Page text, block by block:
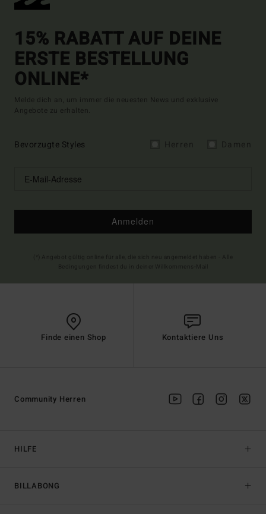
15% RABATT AUF DEINE
ERSTE BESTELLUNG
ONLINE*
Melde dich an, um immer die neuesten News und exklusive
Angebote zu erhalten.
Bevorzugte Styles
Anmelden
Finde einen Shop Kontaktiere Uns
HILFE
BILLABONG
Community Herren